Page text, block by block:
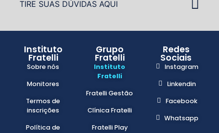
TIRE SUAS DÚVIDAS AQUI
Instituto
Fratelli
Sobre nós
Monitores
Termos de
inscrições
Política de
Grupo
Fratelli
Instituto
Fratelli
Fratelli Gestão
Clínica Fratelli
Fratelli Play
Redes
Sociais
Instagram
Linkendin
Facebook
Whatsapp